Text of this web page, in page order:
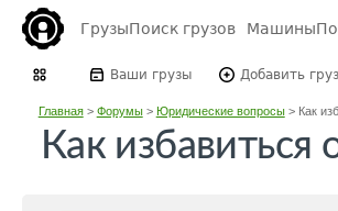
ГрузыПоиск грузов Машины
Ваши грузы Добавить груз
Главная> Форумы> Юридические вопросы> Как
Как избавиться